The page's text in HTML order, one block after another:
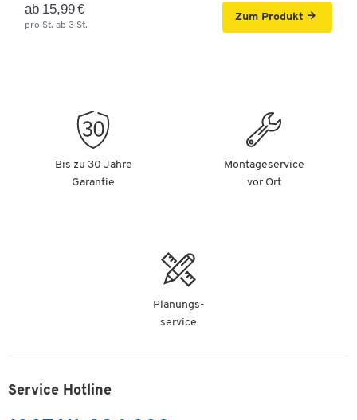
ab 15,99 €
pro St. ab 3 St.
Zum Produkt
Bis zu 30 Jahre
Garantie
Montageservice
vor Ort
Planungs-
service
Service Hotline